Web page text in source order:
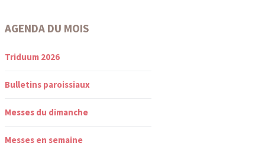
AGENDA DU MOIS
Triduum 2026
Bulletins paroissiaux
Messes du dimanche
Messes en semaine